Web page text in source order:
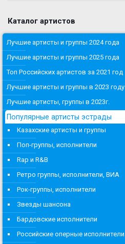
Каталог артистов
Лучшие артисты и группы 2024 года
Лучшие артисты и группы 2025 года
Топ Российских артистов за 2021 год
Лучшие артисты и группы в 2023 году.
Лучшие артисты, группы в 2023г.
Популярные артисты эстрады
Казахские артисты и группы
Поп-группы, исполнители
Rap и R&B
Ретро группы, исполнители, ВИА
Рок-группы, исполнители
Звезды шансона
Бардовские исполнители
Российские оперные исполнители